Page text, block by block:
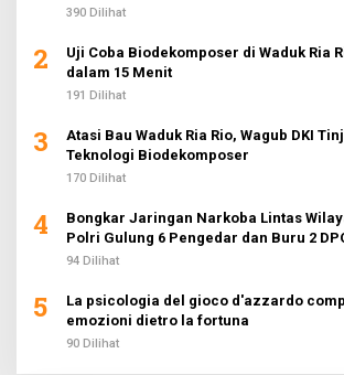
390 Dilihat
2
Uji Coba Biodekomposer di Waduk Ria
dalam 15 Menit
191 Dilihat
3
Atasi Bau Waduk Ria Rio, Wagub DKI
Teknologi Biodekomposer
170 Dilihat
4
Bongkar Jaringan Narkoba Lintas
Polri Gulung 6 Pengedar dan Buru 2
94 Dilihat
5
La psicologia del gioco d'azzardo
emozioni dietro la fortuna
90 Dilihat